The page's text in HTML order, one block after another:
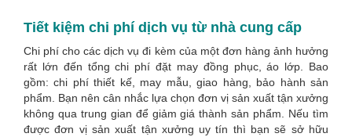
Tiết kiệm chi phí dịch vụ từ nhà cung cấp
Chi phí cho các dịch vụ đi kèm của một đơn hàng ảnh hưởng
rất lớn đến tổng chi phí đặt may đồng phục, áo lớp. Bao
gồm: chi phí thiết kế, may mẫu, giao hàng, bảo hành sản
phẩm. Bạn nên cân nhắc lựa chọn đơn vị sản xuất tận xưởng
không qua trung gian để giảm giá thành sản phẩm. Nếu tìm
được đơn vị sản xuất tận xưởng uy tín thì bạn sẽ sở hữu